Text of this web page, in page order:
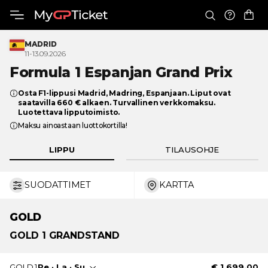
MADRID
11-13.09.2026
Formula 1 Espanjan Grand Prix
Osta F1-lippusi Madrid, Madring, Espanjaan. Liput ovat
saatavilla 660 € alkaen. Turvallinen verkkomaksu.
Luotettava lipputoimisto.
Maksu ainoastaan luottokortilla!
LIPPU TILAUSOHJE
SUODATTIMET
KARTTA
GOLD
GOLD 1 GRANDSTAND